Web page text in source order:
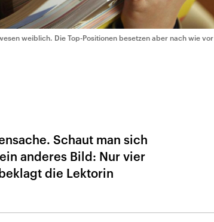
weiblich. Die Top-Positionen besetzen aber nach wie vor
Schaut man sich
anderes Bild: Nur vier
die Lektorin